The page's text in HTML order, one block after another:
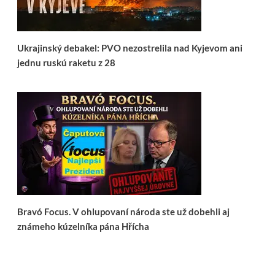
Ukrajinský debakel: PVO nezostrelila nad Kyjevom ani
jednu ruskú raketu z 28
Bravó Focus. V ohlupovaní národa ste už dobehli aj
známeho kúzelníka pána Hřícha